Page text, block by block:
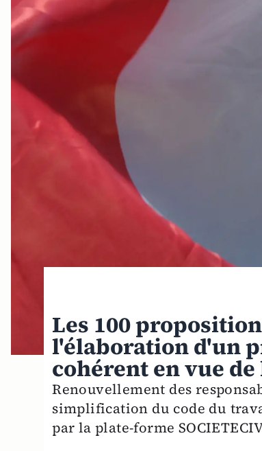
Les 100
l'élaboration d'un
cohérent en vue
Renouvellement des
simplification du code du
par la plate-forme